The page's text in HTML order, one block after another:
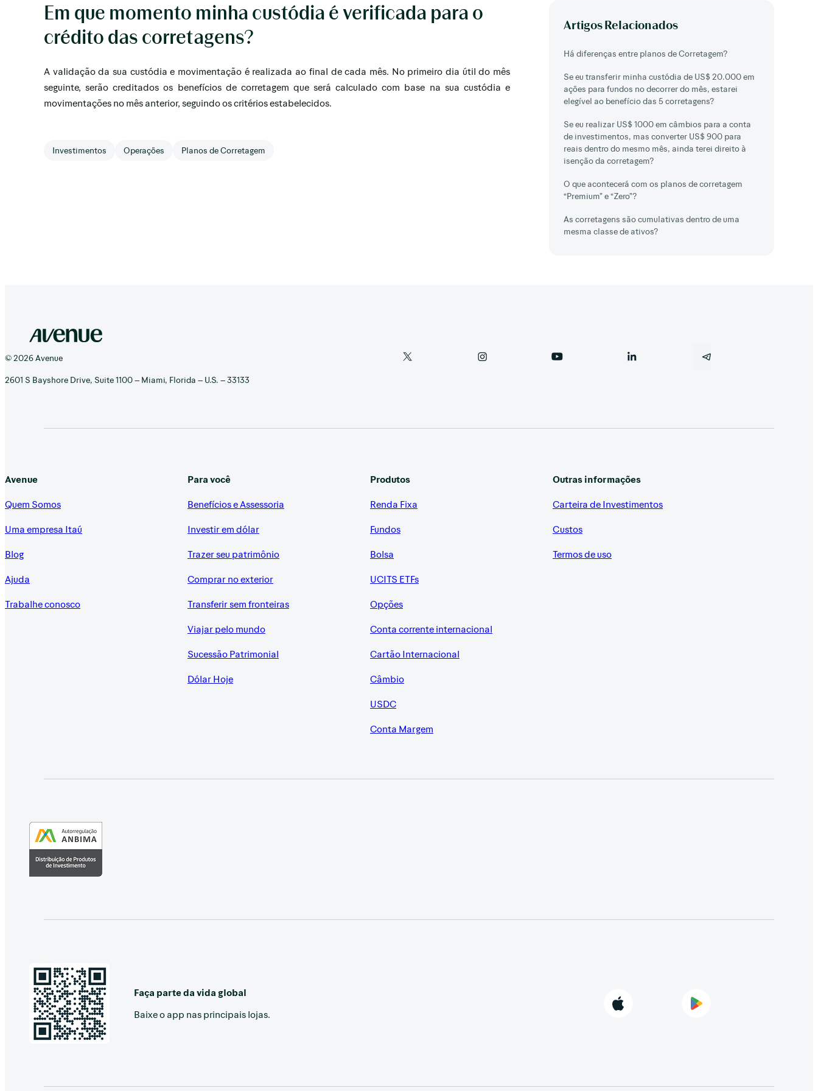
Em que momento minha custódia é verificada para o
crédito das corretagens?
A validação da sua custódia e movimentação é realizada ao final de cada mês. No primeiro dia útil do mês
seguinte, serão creditados os benefícios de corretagem que será calculado com base na sua custódia e
movimentações no mês anterior, seguindo os critérios estabelecidos.
Investimentos Operações Planos de Corretagem
Artigos Relacionados
Há diferenças entre planos de Corretagem?
Se eu transferir minha custódia de US$ 20.000 em
ações para fundos no decorrer do mês, estarei
elegível ao benefício das 5 corretagens?
Se eu realizar US$ 1000 em câmbios para a conta
de investimentos, mas converter US$ 900 para
reais dentro do mesmo mês, ainda terei direito à
isenção da corretagem?
O que acontecerá com os planos de corretagem
“Premium” e “Zero”?
As corretagens são cumulativas dentro de uma
mesma classe de ativos?
© 2026 Avenue
2601 S Bayshore Drive, Suite 1100 – Miami, Florida – U.S. – 33133
Avenue
Quem Somos
Uma empresa Itaú
Blog
Ajuda
Trabalhe conosco
Para você
Benefícios e Assessoria
Investir em dólar
Trazer seu patrimônio
Comprar no exterior
Transferir sem fronteiras
Viajar pelo mundo
Sucessão Patrimonial
Dólar Hoje
Produtos
Renda Fixa
Fundos
Bolsa
UCITS ETFs
Opções
Conta corrente internacional
Cartão Internacional
Câmbio
USDC
Conta Margem
Outras informações
Carteira de Investimentos
Custos
Termos de uso
Faça parte da vida global
Baixe o app nas principais lojas.